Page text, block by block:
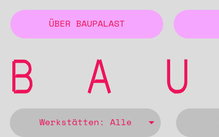
ÜBER BAUPALAST
Werkstätten: Alle